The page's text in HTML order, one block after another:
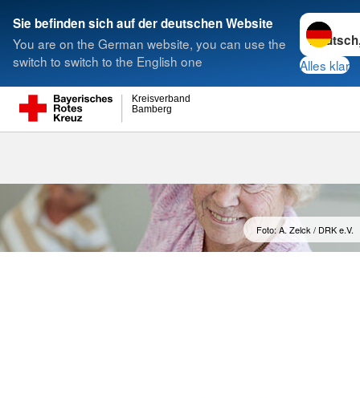
Sie befinden sich auf der deutschen Website
You are on the German website, you can use the
switch to switch to the English one
Sprache
Alles klar
Bamberg
Kreisverband
Suche
Foto: A. Zelck / DRK e.V.